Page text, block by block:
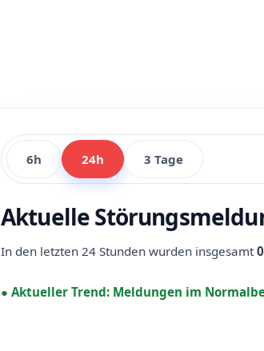
6h 24h 3 Tage
Aktuelle
In den letzten 24 Stunden wurden insgesamt
● Aktueller Trend: Meldungen im